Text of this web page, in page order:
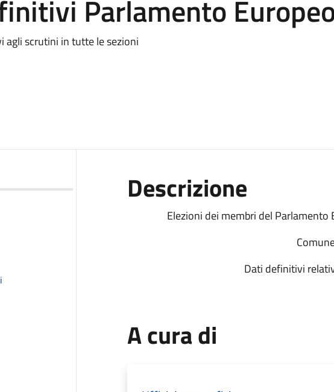
Parlamento
agli scrutini in tutte le sezioni
Descrizione
Elezioni dei membri del
Dati definitivi
A cura di